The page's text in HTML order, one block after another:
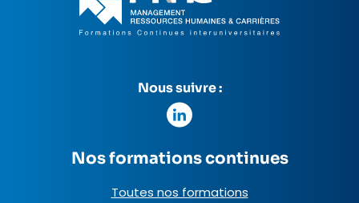
Nous suivre :
Nos formations continues
Toutes nos formations